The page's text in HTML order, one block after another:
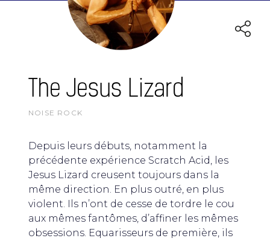
The Jesus Lizard
NOISE ROCK
Depuis leurs débuts, notamment la
précédente expérience Scratch Acid, les
Jesus Lizard creusent toujours dans la
même direction. En plus outré, en plus
violent. Ils n’ont de cesse de tordre le cou
aux mêmes fantômes, d’affiner les mêmes
obsessions. Equarisseurs de première, ils